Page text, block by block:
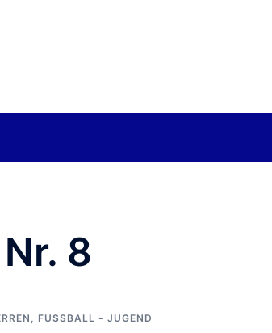
8
, FUSSBALL - JUGEND